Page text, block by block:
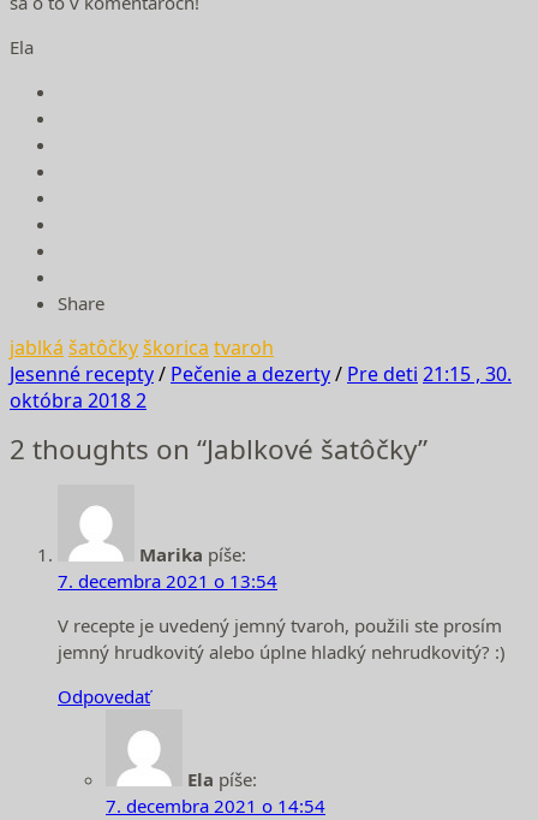
Ela
Share
jablká šatôčkyškorica tvaroh
Jesenné recepty/ Pečenie a dezerty/ Pre deti 21:15 , 30.
októbra 20182
2 thoughts on “Jablkové šatôčky”
Marika píše:
7. decembra 2021 o 13:54
V recepte je uvedený jemný tvaroh, použili ste prosím
jemný hrudkovitý alebo úplne hladký nehrudkovitý? :)
Odpovedať
Ela píše:
7. decembra 2021 o 14:54